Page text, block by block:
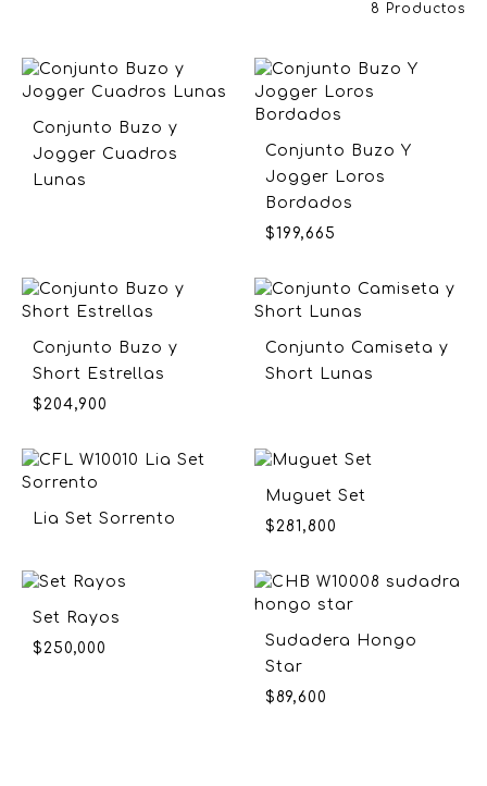
8 Productos
Conjunto Buzo y
Jogger Cuadros
Lunas
Conjunto Buzo Y
Jogger Loros
Bordados
$199,665
Conjunto Buzo y
Short Estrellas
$ 204,900
Conjunto Camiseta y
Short Lunas
Lia Set Sorrento
Muguet Set
$ 281,800
Set Rayos
$ 250,000
Sudadera Hongo
Star
$89,600